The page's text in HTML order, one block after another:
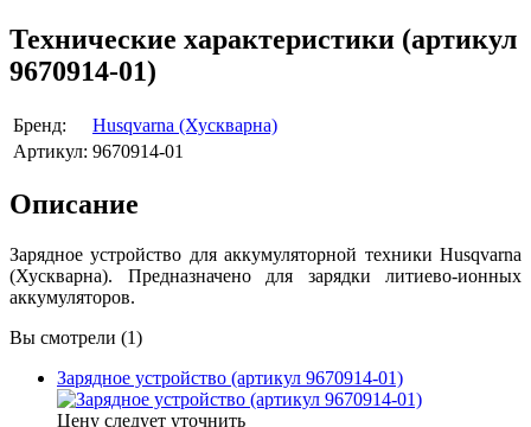
Технические характеристики (артикул
9670914-01)
Бренд:
Husqvarna (Хускварна)
Артикул: 9670914-01
Описание
Зарядное устройство для аккумуляторной техники Husqvarna
(Хускварна). Предназначено для зарядки литиево-ионных
аккумуляторов.
Вы смотрели (1)
Зарядное устройство (артикул 9670914-01)
Цену следует уточнить